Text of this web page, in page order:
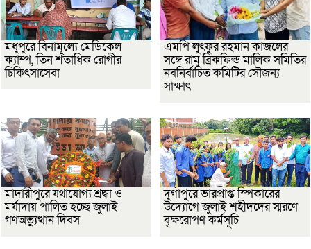
মধুপুরে বিনামূল্যে মেডিকেল
ক্যাম্প, তিন শতাধিক রোগীর
চিকিৎসাসেবা
এমপি লুৎফুর রহমান কাজলের
সঙ্গে রামু ব্রিকফিল্ড মালিক সমিতির
নবনির্বাচিত কমিটির সৌজন্য
সাক্ষাৎ
মাদারীপুরে যথাযোগ্য শ্রদ্ধা ও
মর্যাদায় পালিত হচ্ছে জুলাই
গণঅভ্যুত্থান দিবস
দুর্গাপুরে ভারপ্রাপ্ত স্পিকারের
উদ্যোগে জুলাই শহীদদের স্মরণে
বৃক্ষরোপণ কর্মসূচি